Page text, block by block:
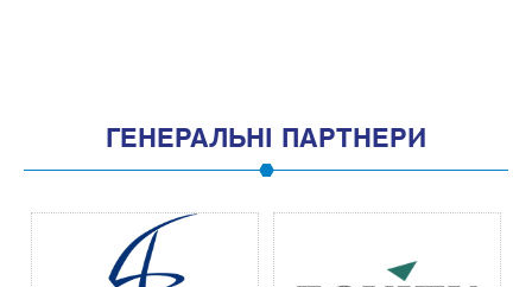
ГЕНЕРАЛЬНІ ПАРТНЕРИ